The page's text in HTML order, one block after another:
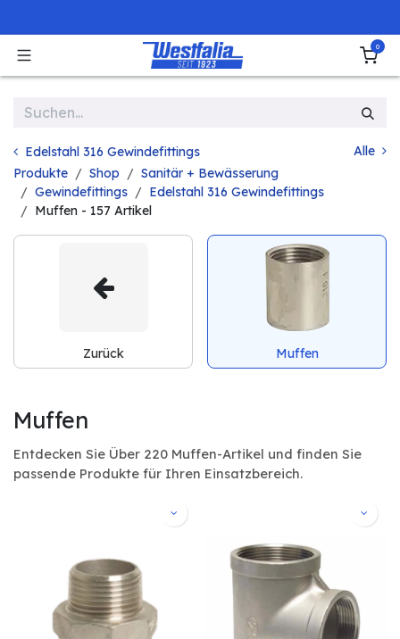
0
Edelstahl 316 Gewindefittings
Alle
Produkte
Shop
Sanitär + Bewässerung
Gewindefittings
Edelstahl 316 Gewindefittings
Muffen - 157 Artikel
Zurück Muffen
Muffen
Entdecken Sie Über 220 Muffen-Artikel und finden Sie
passende Produkte für Ihren Einsatzbereich.